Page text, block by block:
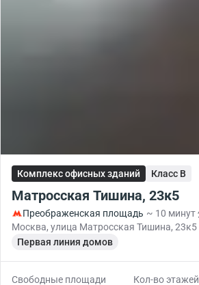
Комплекс офисных зданий Класс B
Матросская Тишина, 23к5
Преображенская площадь ~ 10 минут
Москва, улица Матросская Тишина, 23к5
Первая линия домов
Свободные площади
Кол-во этажей